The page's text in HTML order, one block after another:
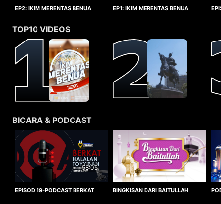
EP2: IKIM MERENTAS BENUA
EP1: IKIM MERENTAS BENUA
TOP10 VIDEOS
BICARA & PODCAST
58:05
EPISOD 19-PODCAST BERKAT
BINGKISAN DARI BAITULLAH